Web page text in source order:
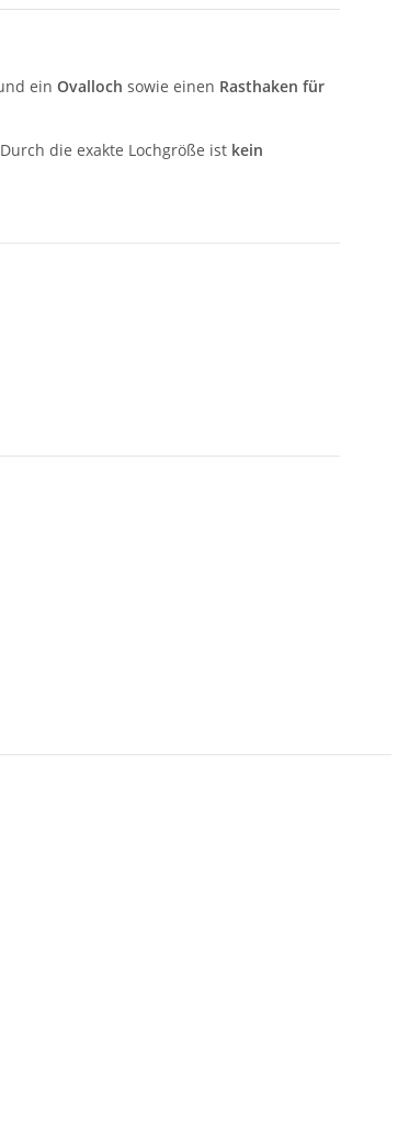
ein Ovalloch sowie einen Rasthaken für
die exakte Lochgröße ist kein